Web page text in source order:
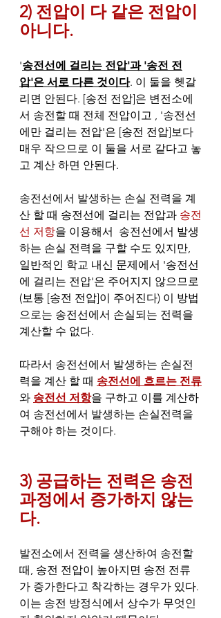
2) 전압이 다 같은 전압이
아니다.
'송전선에 걸리는 전압'과 '송전 전
압'은 서로 다른 것이다. 이 둘을 헷갈
리면 안된다. [송전 전압]은 변전소에
서 송전할 때 전체 전압이고 , '송전선
에만 걸리는 전압'은 [송전 전압]보다
매우 작으므로 이 둘을 서로 같다고 놓
고 계산 하면 안된다.
송전선에서 발생하는 손실 전력을 계
산 할 때 송전선에 걸리는 전압과 송전
선 저항을 이용해서  송전선에서 발생
하는 손실 전력을 구할 수도 있지만,
일반적인 학교 내신 문제에서 '송전선
에 걸리는 전압'은 주어지지 않으므로
(보통 [송전 전압]이 주어진다) 이 방법
으로는 송전선에서 손실되는 전력을
계산할 수 없다.
따라서 송전선에서 발생하는 손실전
력을 계산 할 때 송전선에 흐르는 전류
와 송전선 저항을 구하고 이를 계산하
여 송전선에서 발생하는 손실전력을
구해야 하는 것이다.
3) 공급하는 전력은 송전
과정에서 증가하지 않는
다.
발전소에서 전력을 생산하여 송전할
때, 송전 전압이 높아지면 송전 전류
가 증가한다고 착각하는 경우가 있다.
이는 송전 방정식에서 상수가 무엇인